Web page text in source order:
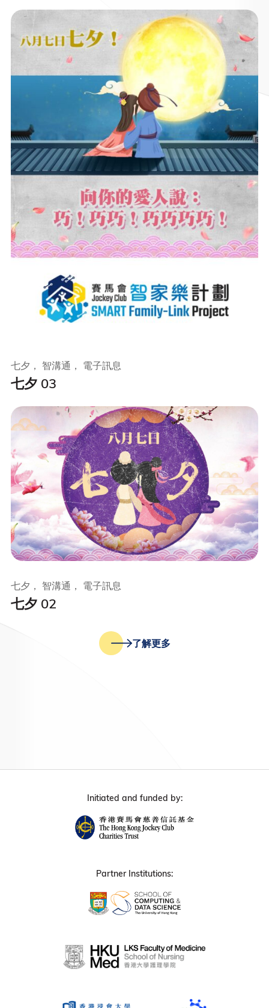
七夕 03
七夕， 智溝通， 電子訊息
七夕 02
七夕， 智溝通， 電子訊息
了解更多
Initiated and funded by:
Partner Institutions: